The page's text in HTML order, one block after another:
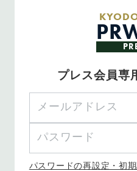
プレス会員専
パスワードの再設定・初